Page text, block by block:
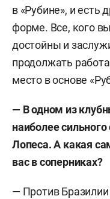
в «Рубине», и есть
форме. Все, кого
достойны и
продолжать
место в основе
— В одном из
наиболее
Лопеса. А какая
вас в соперниках?
— Против